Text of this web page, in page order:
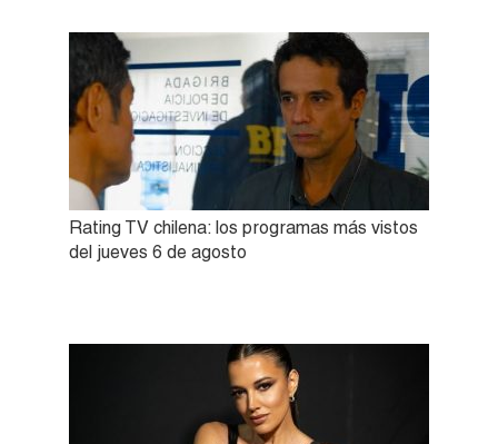
Rating TV chilena: los programas más vistos
del jueves 6 de agosto